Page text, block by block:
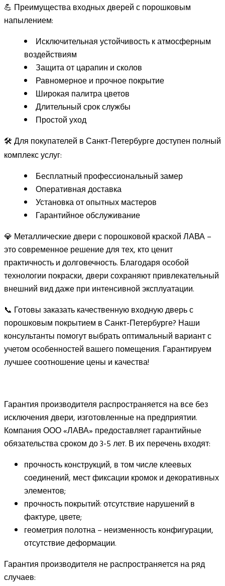
💪 Преимущества входных дверей с порошковым
напылением:
Исключительная устойчивость к атмосферным
воздействиям
Защита от царапин и сколов
Равномерное и прочное покрытие
Широкая палитра цветов
Длительный срок службы
Простой уход
🛠️ Для покупателей в Санкт-Петербурге доступен полный
комплекс услуг:
Бесплатный профессиональный замер
Оперативная доставка
Установка от опытных мастеров
Гарантийное обслуживание
💎 Металлические двери с порошковой краской ЛАВА –
это современное решение для тех, кто ценит
практичность и долговечность. Благодаря особой
технологии покраски, двери сохраняют привлекательный
внешний вид даже при интенсивной эксплуатации.
📞 Готовы заказать качественную входную дверь с
порошковым покрытием в Санкт-Петербурге? Наши
консультанты помогут выбрать оптимальный вариант с
учетом особенностей вашего помещения. Гарантируем
лучшее соотношение цены и качества!
Гарантия производителя распространяется на все без
исключения двери, изготовленные на предприятии.
Компания ООО «ЛАВА» предоставляет гарантийные
обязательства сроком до 3-5 лет. В их перечень входят:
прочность конструкций, в том числе клеевых
соединений, мест фиксации кромок и декоративных
элементов;
прочность покрытий: отсутствие нарушений в
фактуре, цвете;
геометрия полотна – неизменность конфигурации,
отсутствие деформации.
Гарантия производителя не распространяется на ряд
случаев: